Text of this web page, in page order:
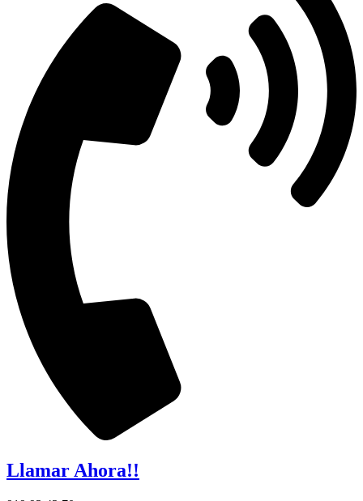
Llamar Ahora!!